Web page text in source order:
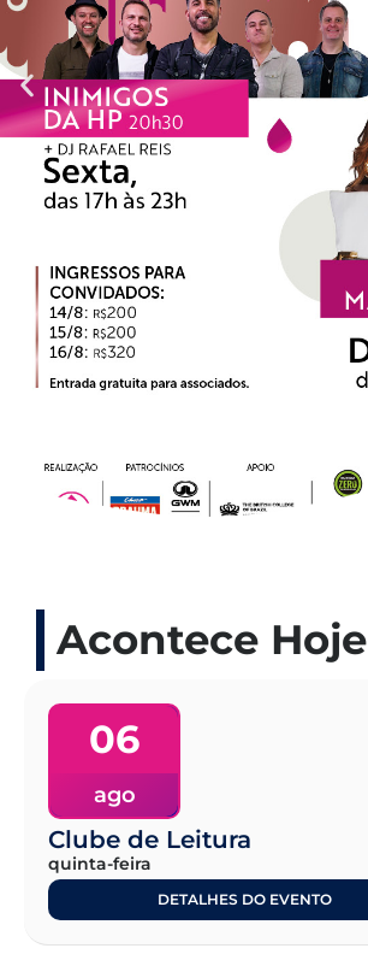
Acontece Hoje
06
ago
Clube de Leitura
quinta-feira
DETALHES DO EVENTO